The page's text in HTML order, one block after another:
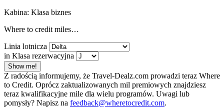
Kabina: Klasa biznes
Where to credit miles…
Linia lotnicza
in Klasa rezerwacyjna
Show me!
Z radością informujemy, że Travel-Dealz.com prowadzi teraz Where
to Credit. Oprócz zaktualizowanych mil premiowych znajdziesz
teraz kwalifikacyjne mile dla wielu programów. Uwagi lub
pomysły? Napisz na feedback@wheretocredit.com.